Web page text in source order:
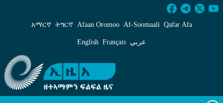
ፕሬዚዳንት ታዬ ኣፅቀ ስላሴ ንኣምባሳደር ለገሰ ቱሉ
አማርኛ ትግርኛ Afaan Oromoo Af‑Soomaali Qafar Afa
English Français عربي